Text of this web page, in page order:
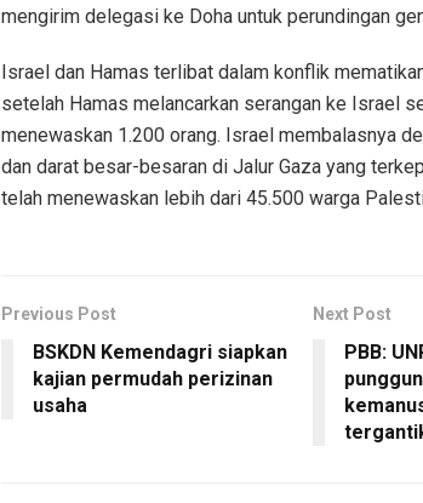
mengirim delegasi ke Doha untuk perundingan
Israel dan Hamas terlibat dalam konflik
setelah Hamas melancarkan serangan ke Israel
menewaskan 1.200 orang. Israel membalasnya
dan darat besar-besaran di Jalur Gaza yang
telah menewaskan lebih dari 45.500 warga
Previous Post
BSKDN Kemendagri siapkan
kajian permudah perizinan
usaha
Next Post
PBB: